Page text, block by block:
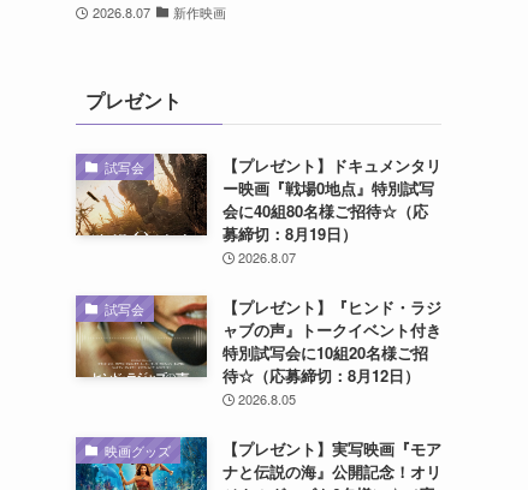
2026.8.07 新作映画
プレゼント
試写会
【プレゼント】ドキュメンタリ
ー映画『戦場0地点』特別試写
会に40組80名様ご招待☆（応
募締切：8月19日）
2026.8.07
試写会
【プレゼント】『ヒンド・ラジ
ャブの声』トークイベント付き
特別試写会に10組20名様ご招
待☆（応募締切：8月12日）
2026.8.05
映画グッズ
【プレゼント】実写映画『モア
ナと伝説の海』公開記念！オリ